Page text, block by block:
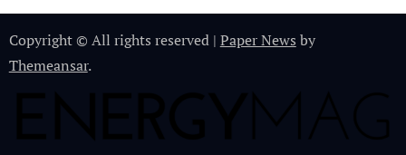
Copyright © All rights reserved | Paper News by
Themeansar.